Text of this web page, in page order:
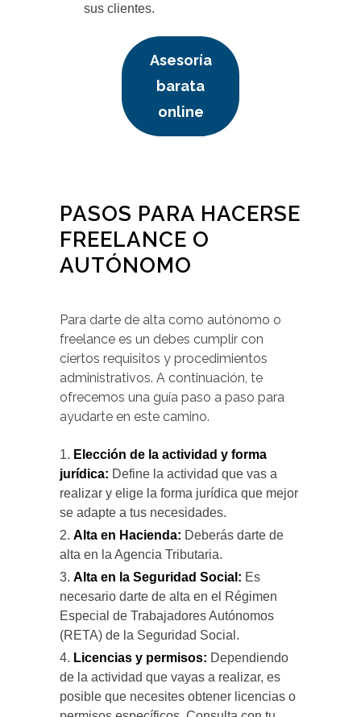
sus clientes.
Asesoría
barata
online
PASOS PARA HACERSE
FREELANCE O
AUTÓNOMO
Para darte de alta como autónomo o
freelance es un debes cumplir con
ciertos requisitos y procedimientos
administrativos. A continuación, te
ofrecemos una guía paso a paso para
ayudarte en este camino.
Elección de la actividad y forma
jurídica: Define la actividad que vas a
realizar y elige la forma jurídica que mejor
se adapte a tus necesidades.
Alta en Hacienda: Deberás darte de
alta en la Agencia Tributaria.
Alta en la Seguridad Social: Es
necesario darte de alta en el Régimen
Especial de Trabajadores Autónomos
(RETA) de la Seguridad Social.
Licencias y permisos: Dependiendo
de la actividad que vayas a realizar, es
posible que necesites obtener licencias o